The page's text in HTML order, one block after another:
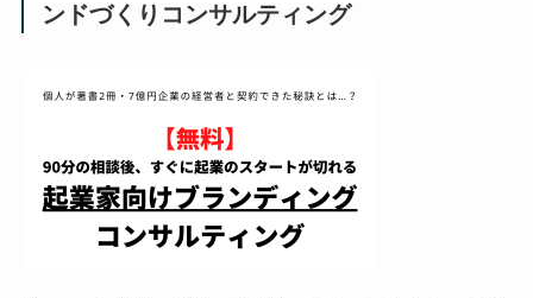
ンドづくりコンサルティング